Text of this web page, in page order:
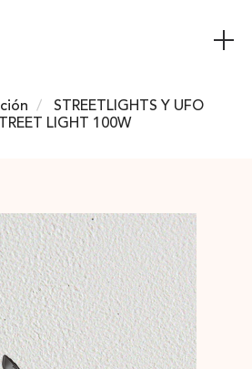
STREETLIGHTS Y UFO
LIGHT 100W